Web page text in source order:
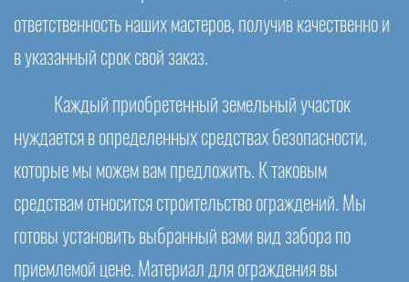
ответственность наших мастеров, получив качественно и
в указанный срок свой заказ.
Каждый приобретенный земельный участок
нуждается в определенных средствах безопасности,
которые мы можем вам предложить. К таковым
средствам относится строительство ограждений. Мы
готовы установить выбранный вами вид забора по
приемлемой цене. Материал для ограждения вы